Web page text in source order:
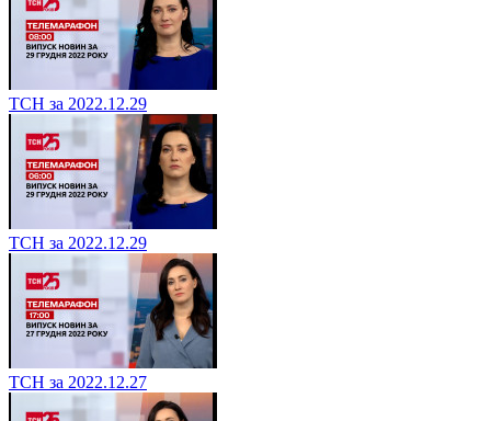
ТСН за 2022.12.29
ТСН за 2022.12.29
ТСН за 2022.12.27